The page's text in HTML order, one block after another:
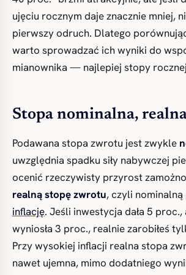
ujęciu rocznym daje znacznie mniej,
pierwszy odruch. Dlatego
warto sprowadzać ich wyniki do
mianownika — najlepiej stopy
Stopa nominalna,
Podawana stopa zwrotu jest zwykle
uwzględnia spadku siły nabywczej
ocenić rzeczywisty przyrost
realną stopę zwrotu, czyli
inflację. Jeśli inwestycja dała 5 proc.,
wyniosła 3 proc., realnie zarobiłeś
Przy wysokiej inflacji realna stopa
nawet ujemna, mimo dodatniego